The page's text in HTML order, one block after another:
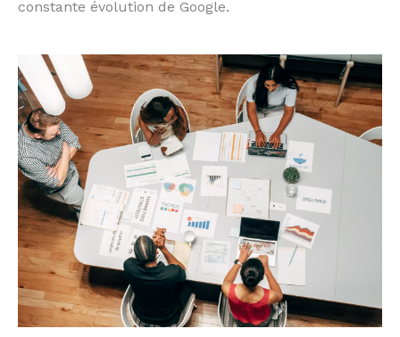
constante évolution de Google.